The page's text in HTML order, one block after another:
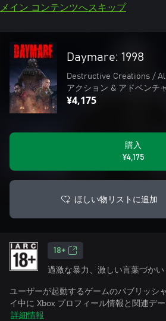
メイン コンテンツへスキップ
Daymare: 1998
Destructive Creations /
アクション & アドベンチ
¥4,175
購入
¥4,175
ほしい物リストに追加
18+
過激な暴力、激しい言葉づかい
ユーザーが起動するゲームのパブリッシ
イ中に Xbox プロフィール情報と関連デ
詳細情報